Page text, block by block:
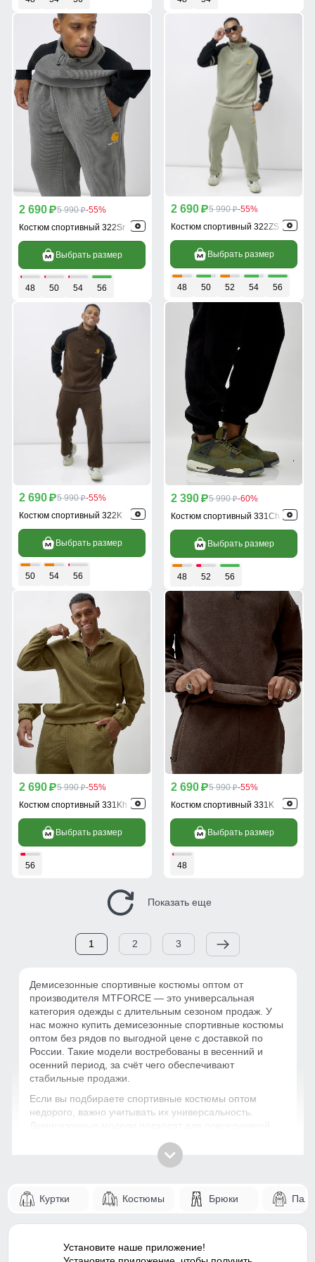
2 690 p5 990 p-55%
Костюм спортивный 322Sr
Выбрать размер
48 50 54 56
2 690 p5 990 p-55%
Костюм спортивный 322ZS
Выбрать размер
48 50 52 54 56
2 690 p5 990 p-55%
Костюм спортивный 322K
Выбрать размер
50 54 56
2 390 p5 990 p-60%
Костюм спортивный 331Ch
Выбрать размер
48 52 56
2 690 p5 990 p-55%
Костюм спортивный 331Kh
Выбрать размер
56
2 690 p5 990 p-55%
Костюм спортивный 331K
Выбрать размер
48
Показать еще
1 2 3
Демисезонные спортивные костюмы оптом от
производителя MTFORCE — это универсальная
категория одежды с длительным сезоном продаж. У
нас можно купить демисезонные спортивные костюмы
оптом без рядов по выгодной цене с доставкой по
России. Такие модели востребованы в весенний и
осенний период, за счёт чего обеспечивают
стабильные продажи.
Если вы подбираете спортивные костюмы оптом
недорого, важно учитывать их универсальность.
категорию массовой и позволяет быстро запускать
продажи без сложного ассортимента.
для опта?
В отличие от зимних моделей, демисезонные костюмы
аудиторию. Покупатели выбирают их за комфорт,
Куртки Костюмы Брюки
Установите наше приложение!